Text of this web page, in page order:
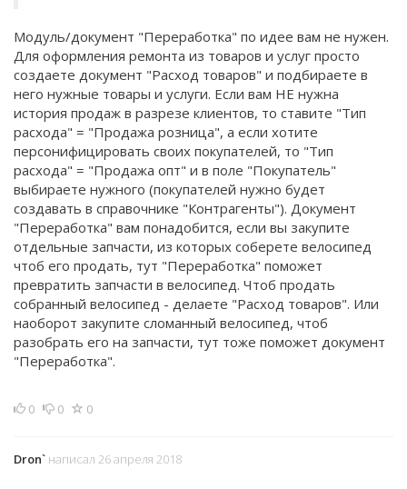
Модуль/документ "Переработка" по идее вам не нужен.
Для оформления ремонта из товаров и услуг просто
создаете документ "Расход товаров" и подбираете в
него нужные товары и услуги. Если вам НЕ нужна
история продаж в разрезе клиентов, то ставите "Тип
расхода" = "Продажа розница", а если хотите
персонифицировать своих покупателей, то "Тип
расхода" = "Продажа опт" и в поле "Покупатель"
выбираете нужного (покупателей нужно будет
создавать в справочнике "Контрагенты"). Документ
"Переработка" вам понадобится, если вы закупите
отдельные запчасти, из которых соберете велосипед
чтоб его продать, тут "Переработка" поможет
превратить запчасти в велосипед. Чтоб продать
собранный велосипед - делаете "Расход товаров". Или
наоборот закупите сломанный велосипед, чтоб
разобрать его на запчасти, тут тоже поможет документ
"Переработка".
0 0 0
Dron` написал 26 апреля 2018